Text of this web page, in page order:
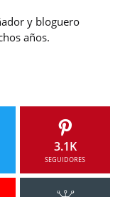
y bloguero
años.
3.1K
SEGUIDORES